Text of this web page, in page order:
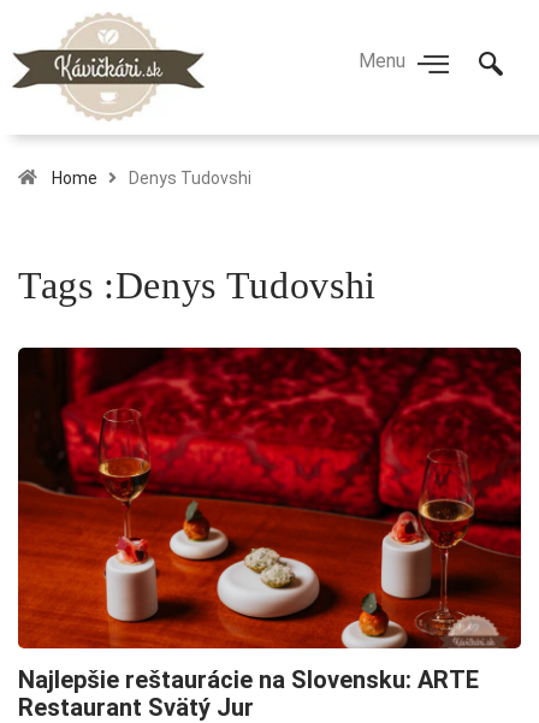
Home Denys Tudovshi
Tags :Denys Tudovshi
Najlepšie reštaurácie na Slovensku: ARTE
Restaurant Svätý Jur